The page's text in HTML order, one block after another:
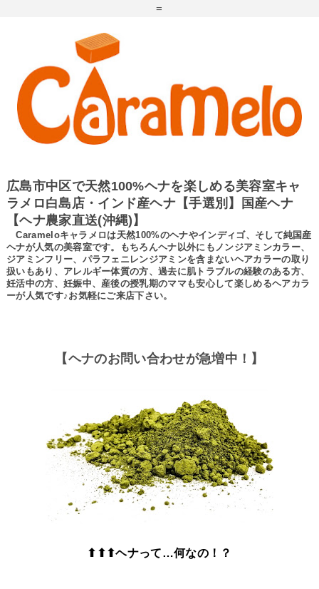
=
広島市中区で天然100%ヘナを楽しめる美容室キャ
ラメロ白島店・インド産ヘナ【手選別】国産ヘナ
【ヘナ農家直送(沖縄)】
Carameloキャラメロは天然100%のヘナやインディゴ、そして純国産
ヘナが人気の美容室です。もちろんヘナ以外にもノンジアミンカラー、
ジアミンフリー、パラフェニレンジアミンを含まないヘアカラーの取り
扱いもあり、アレルギー体質の方、過去に肌トラブルの経験のある方、
妊活中の方、妊娠中、産後の授乳期のママも安心して楽しめるヘアカラ
ーが人気です♪お気軽にご来店下さい。
【ヘナのお問い合わせが急増中！】
⬆⬆⬆ヘナって…何なの！？